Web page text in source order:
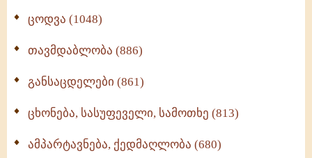
ცოდვა (1048)
თავმდაბლობა (886)
განსაცდელები (861)
ცხონება, სასუფეველი, სამოთხე (813)
ამპარტავნება, ქედმაღლობა (680)